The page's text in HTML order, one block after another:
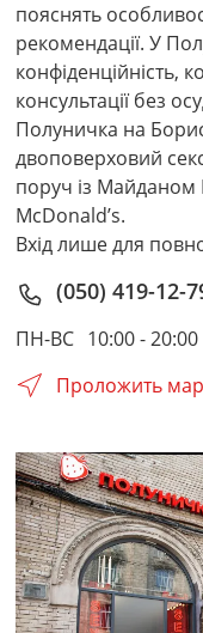
пояснять
рекомендації. У
конфіденційність,
консультації без
Полуничка на
двоповерховий
поруч із Майданом
McDonald’s.
Вхід лише для
(050) 419-12-
ПН-ВС 10:00 - 20:00
Проложить